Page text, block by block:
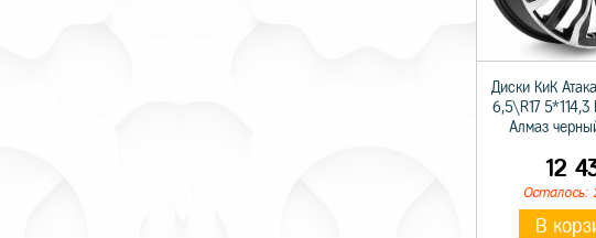
Диски КиК
6,5\R17 5*114,3
Алмаз
12
Осталось:
В